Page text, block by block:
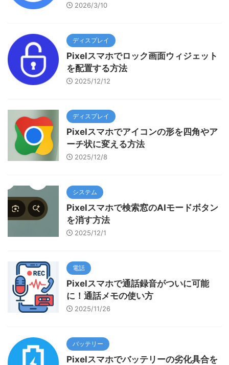
2026/3/10
ディスプレイ
Pixelスマホでロック画面ウィジェット
を配置する方法
2025/12/12
ディスプレイ
Pixelスマホでアイコンの形を四角やア
ーチ状に変える方法
2025/12/8
システム
Pixelスマホで検索窓のAIモードボタン
を消す方法
2025/12/1
電話
Pixelスマホで通話録音がついに可能
に！通話メモの使い方
2025/11/26
バッテリー
Pixelスマホでバッテリーの劣化具合を